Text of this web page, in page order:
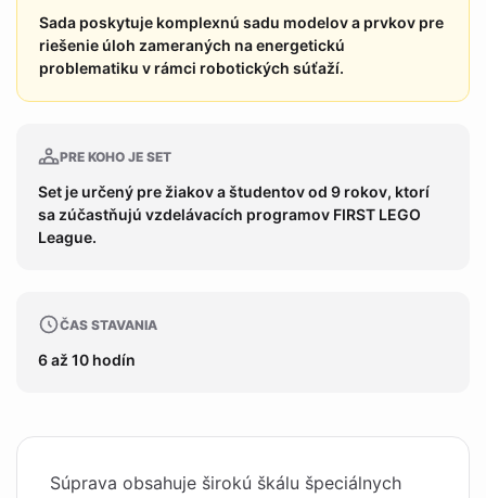
Sada poskytuje komplexnú sadu modelov a prvkov pre
riešenie úloh zameraných na energetickú
problematiku v rámci robotických súťaží.
PRE KOHO JE SET
Set je určený pre žiakov a študentov od 9 rokov, ktorí
sa zúčastňujú vzdelávacích programov FIRST LEGO
League.
ČAS STAVANIA
6 až 10 hodín
Súprava obsahuje širokú škálu špeciálnych